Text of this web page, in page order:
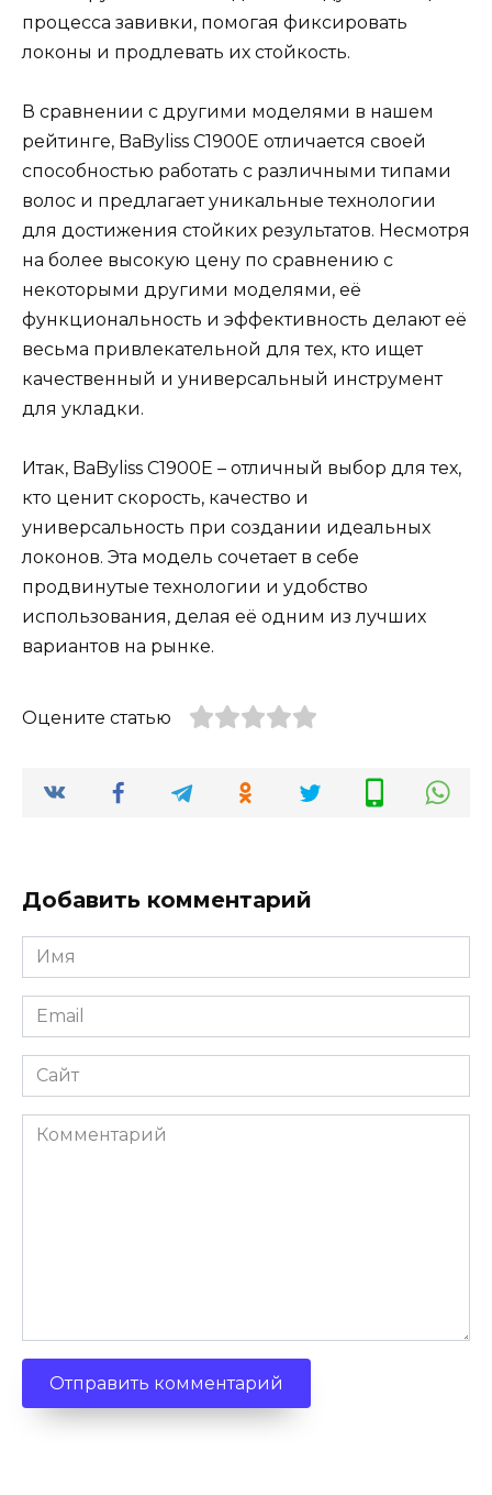
процесса завивки, помогая фиксировать
локоны и продлевать их стойкость.
В сравнении с другими моделями в нашем
рейтинге, BaByliss C1900E отличается своей
способностью работать с различными типами
волос и предлагает уникальные технологии
для достижения стойких результатов. Несмотря
на более высокую цену по сравнению с
некоторыми другими моделями, её
функциональность и эффективность делают её
весьма привлекательной для тех, кто ищет
качественный и универсальный инструмент
для укладки.
Итак, BaByliss C1900E – отличный выбор для тех,
кто ценит скорость, качество и
универсальность при создании идеальных
локонов. Эта модель сочетает в себе
продвинутые технологии и удобство
использования, делая её одним из лучших
вариантов на рынке.
Оцените статью
Добавить комментарий
Имя
Email
Сайт
Комментарий